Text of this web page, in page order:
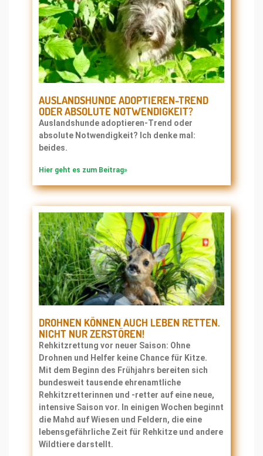
AUSLANDSHUNDE ADOPTIEREN-TREND
ODER ABSOLUTE NOTWENDIGKEIT?
Auslandshunde adoptieren-Trend oder
absolute Notwendigkeit? Ich denke mal:
beides.
Hier geht es zum Beitrag»
DROHNEN KÖNNEN AUCH LEBEN RETTEN.
NICHT NUR ZERSTÖREN!
Rehkitzrettung vor neuer Saison: Ohne
Drohnen und Helfer keine Chance für Kitze.
Mit dem Beginn des Frühjahrs bereiten sich
bundesweit tausende ehrenamtliche
Rehkitzretterinnen und -retter auf eine neue,
intensive Saison vor. In einigen Wochen beginnt
die Mahd auf Wiesen und Feldern, die eine
lebensgefährliche Zeit für Rehkitze und andere
Wildtiere darstellt.